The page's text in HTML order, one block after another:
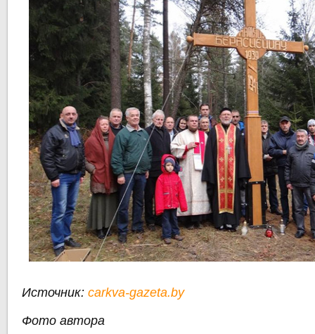
Источник:carkva-gazeta.by
Фото автора